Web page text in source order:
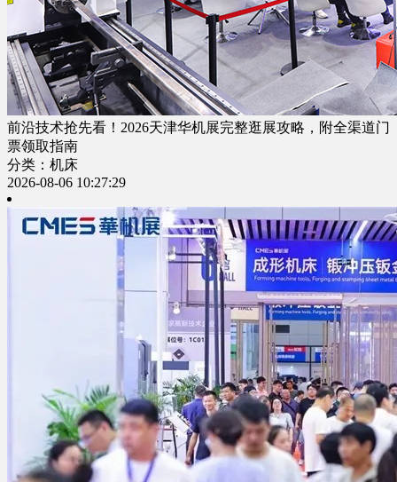
前沿技术抢先看！2026天津华机展完整逛展攻略，附全渠道门
票领取指南
分类：机床
2026-08-06 10:27:29